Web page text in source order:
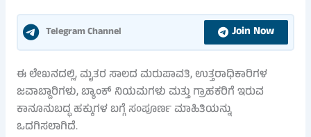
Telegram Channel Join Now
ಈ ಲೇಖನದಲ್ಲಿ, ಮೃತರ ಸಾಲದ ಮರುಪಾವತಿ, ಉತ್ತರಾಧಿಕಾರಿಗಳ
ಜವಾಬ್ದಾರಿಗಳು, ಬ್ಯಾಂಕ್ ನಿಯಮಗಳು ಮತ್ತು ಗ್ರಾಹಕರಿಗೆ ಇರುವ
ಕಾನೂನುಬದ್ಧ ಹಕ್ಕುಗಳ ಬಗ್ಗೆ ಸಂಪೂರ್ಣ ಮಾಹಿತಿಯನ್ನು
ಒದಗಿಸಲಾಗಿದೆ.